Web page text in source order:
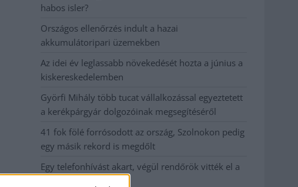
habos isler?
Országos ellenőrzés indult a hazai
akkumulátoripari üzemekben
Az idei év leglassabb növekedését hozta a június a
kiskereskedelemben
Györfi Mihály több tucat vállalkozással egyeztetett
a kerékpárgyár dolgozóinak megsegítéséről
41 fok fölé forrósodott az ország, Szolnokon pedig
egy másik rekord is megdőlt
Egy telefonhívást akart, végül rendőrök vitték el a